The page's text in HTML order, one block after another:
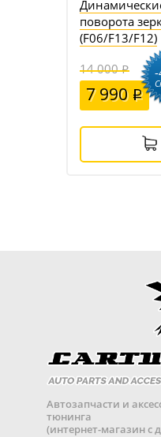
поворота
(F06/F13/F12)
14 000
7 990
Автозапчасти и
тюнинга
(интернет-магазин с